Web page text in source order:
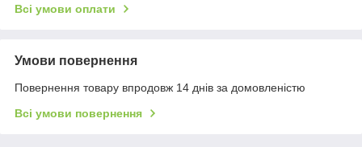
Всі умови оплати
Умови повернення
Повернення товару впродовж 14 днів за домовленістю
Всі умови повернення